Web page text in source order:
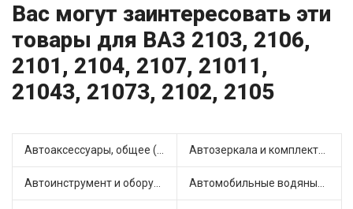
Вас могут заинтересовать эти
товары для ВАЗ 2103, 2106,
2101, 2104, 2107, 21011,
21043, 21073, 2102, 2105
Автоаксессуары, общее (1) Автозеркала и комплектующие (11)
Автоинструмент и оборудование (7) Автомобильные водяные насосы (14)